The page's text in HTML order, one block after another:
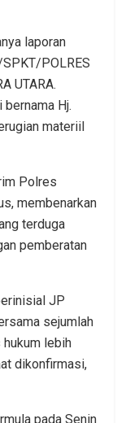
laporan
POLRES
UTARA.
Hj.
materiil
Polres
membenarkan
terduga
pemberatan
JP
sejumlah
lebih
dikonfirmasi,
pada Senin